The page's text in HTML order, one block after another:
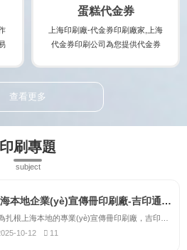
(chǎn)品。
蛋糕代金券
上海印刷廠-代金券印刷廠家,上海
代金券印刷公司為您提供代金券
o)價(jià),讓您實(shí)時(shí)了解
出讓您滿意的代金券印刷產(chǎ
查看更多
印刷專題
subject
上海本地企業(yè)宣傳冊印刷廠-吉印通，提供上門取送服務(wù)
10-12
11